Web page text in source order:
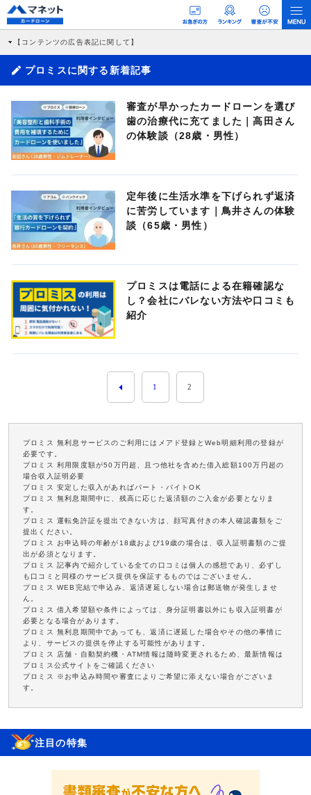
【コンテンツの広告表記に関して】
す。 これらの広告を経由して読者が企業ホームページを訪れ、成約が発生すると弊
社に対して企業から紹介報酬が支払われるという収益モデルです。 ただし、特定の
商品を根拠なくPRするものではなく、当編集部の調査／ユーザーへの口コミ収集な
>提携企業一覧
プロミスに関する新着記事
審査が早かったカードローンを選び
歯の治療代に充てました｜高田さん
の体験談（28歳・男性）
定年後に生活水準を下げられず返済
に苦労しています｜鳥井さんの体験
談（65歳・男性）
プロミスは電話による在籍確認な
し？会社にバレない方法や口コミも
紹介
1 2
プロミス 無利息サービスのご利用にはメアド登録とWeb明細利用の登録が
必要です。
プロミス 利用限度額が50万円超、且つ他社を含めた借入総額100万円超の
場合収入証明必要
プロミス 安定した収入があればパート・バイトOK
プロミス 無利息期間中に、残高に応じた返済額のご入金が必要となりま
す。
プロミス 運転免許証を提出できない方は、顔写真付きの本人確認書類をご
提出ください。
プロミス お申込時の年齢が18歳および19歳の場合は、収入証明書類のご提
出が必須となります。
プロミス 記事内で紹介している全ての口コミは個人の感想であり、必ずし
も口コミと同様のサービス提供を保証するものではございません。
プロミス WEB完結で申込み、返済遅延しない場合は郵送物が発生しませ
ん。
プロミス 借入希望額や条件によっては、身分証明書以外にも収入証明書が
必要となる場合があります。
プロミス 無利息期間中であっても、返済に遅延した場合やその他の事情に
より、サービスの提供を停止する可能性があります。
プロミス 店舗・自動契約機・ATM情報は随時変更されるため、最新情報は
プロミス公式サイトをご確認ください
プロミス ※お申込み時間や審査によりご希望に添えない場合がございま
す。
注目の特集